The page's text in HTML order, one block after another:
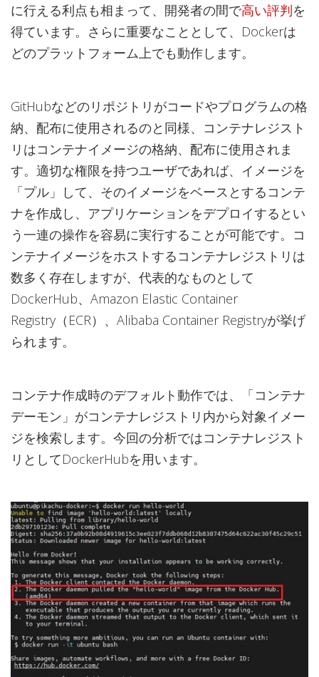
に行える利点も相まって、開発者の間で高い評判を
得ています。さらに重要なこととして、Dockerは
どのプラットフォーム上でも動作します。
GitHubなどのリポジトリがコードやプログラムの格
納、配布に使用されるのと同様、コンテナレジスト
リはコンテナイメージの格納、配布に使用されま
す。適切な権限を持つユーザであれば、イメージを
「プル」して、そのイメージをベースとするコンテ
ナを作成し、アプリケーションをデプロイするとい
う一連の操作を容易に実行することが可能です。コ
ンテナイメージをホストするコンテナレジストリは
数多く存在しますが、代表的なものとして
DockerHub、Amazon Elastic Container
Registry（ECR）、Alibaba Container Registryが挙げ
られます。
コンテナ作成時のデフォルト動作では、「コンテナ
デーモン」がコンテナレジストリ内から対象イメー
ジを検索します。今回の分析ではコンテナレジスト
リとしてDockerHubを用います。